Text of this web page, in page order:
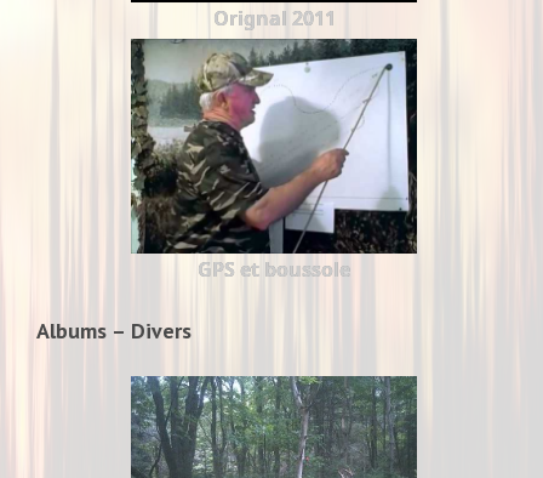
Orignal 2011
GPS et boussole
Albums – Divers